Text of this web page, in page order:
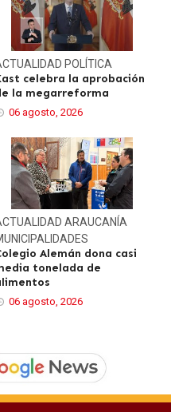
POLÍTICA
celebra la aprobación
la megarreforma
06 agosto, 2026
ARAUCANÍA
Alemán dona casi
tonelada de
06 agosto, 2026